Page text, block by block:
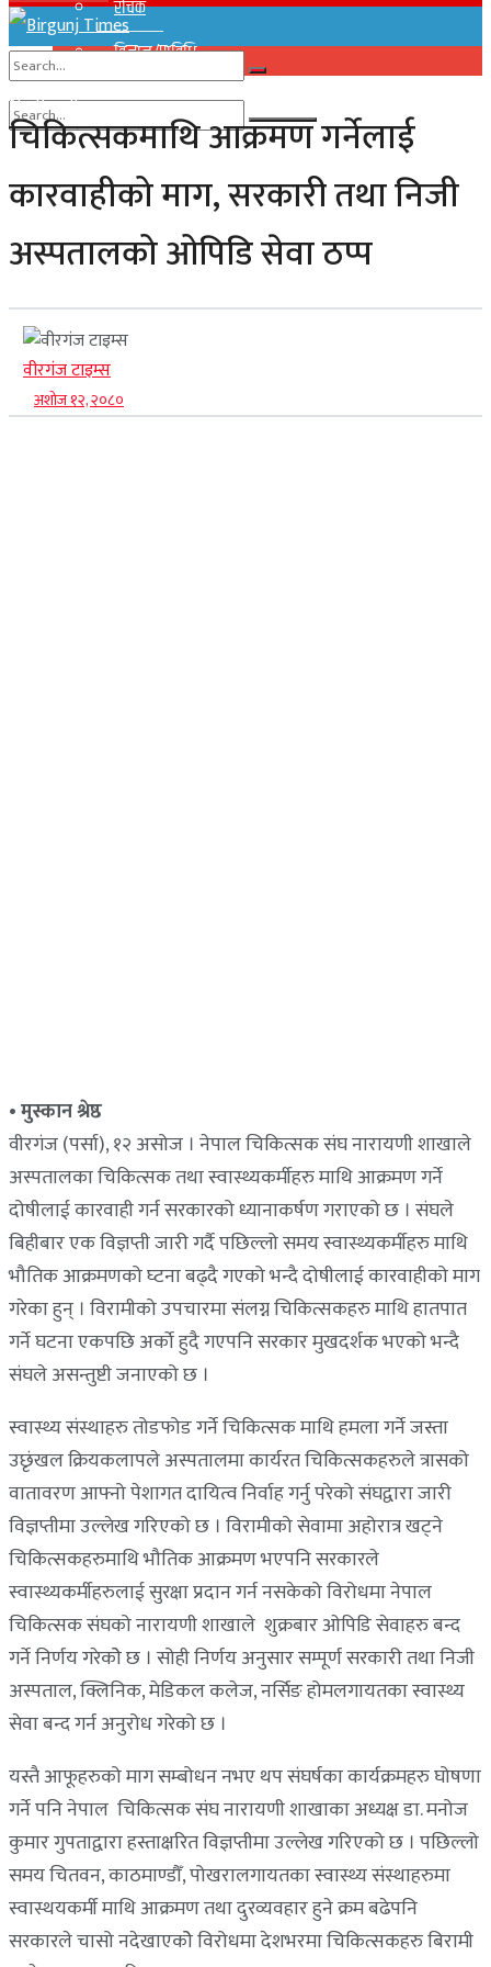
रोचक
विज्ञान/प्राविधि
View All Result
No Result
View All Result
चिकित्सकमाथि आक्रमण गर्नेलाई
कारवाहीको माग, सरकारी तथा निजी
अस्पतालको ओपिडि सेवा ठप्प
वीरगंज टाइम्स
अशोज १२, २०८०
• मुस्कान श्रेष्ठ
वीरगंज (पर्सा), १२ असोज । नेपाल चिकित्सक संघ नारायणी शाखाले
अस्पतालका चिकित्सक तथा स्वास्थ्यकर्मीहरु माथि आक्रमण गर्ने
दोषीलाई कारवाही गर्न सरकारको ध्यानाकर्षण गराएको छ । संघले
बिहीबार एक विज्ञप्ती जारी गर्दै पछिल्लो समय स्वास्थ्यकर्मीहरु माथि
भौतिक आक्रमणको घ्टना बढ्दै गएको भन्दै दोषीलाई कारवाहीको माग
गरेका हुन् । विरामीको उपचारमा संलग्न चिकित्सकहरु माथि हातपात
गर्ने घटना एकपछि अर्काे हुदै गएपनि सरकार मुखदर्शक भएको भन्दै
संघले असन्तुष्टी जनाएको छ ।
स्वास्थ्य संस्थाहरु तोडफोड गर्ने चिकित्सक माथि हमला गर्ने जस्ता
उछृंखल क्रियकलापले अस्पतालमा कार्यरत चिकित्सकहरुले त्रासको
वातावरण आफ्नो पेशागत दायित्व निर्वाह गर्नु परेको संघद्वारा जारी
विज्ञप्तीमा उल्लेख गरिएको छ । विरामीको सेवामा अहोरात्र खट्ने
चिकित्सकहरुमाथि भौतिक आक्रमण भएपनि सरकारले
स्वास्थ्यकर्मीहरुलाई सुरक्षा प्रदान गर्न नसकेको विरोधमा नेपाल
चिकित्सक संघको नारायणी शाखाले शुक्रबार ओपिडि सेवाहरु बन्द
गर्ने निर्णय गरेकोे छ । सोही निर्णय अनुसार सम्पूर्ण सरकारी तथा निजी
अस्पताल, क्लिनिक, मेडिकल कलेज, नर्सिङ होमलगायतका स्वास्थ्य
सेवा बन्द गर्न अनुरोध गरेको छ ।
यस्तै आफूहरुको माग सम्बोधन नभए थप संघर्षका कार्यक्रमहरु घोषणा
गर्ने पनि नेपाल चिकित्सक संघ नारायणी शाखाका अध्यक्ष डा. मनोज
कुमार गुपताद्वारा हस्ताक्षरित विज्ञप्तीमा उल्लेख गरिएको छ । पछिल्लो
समय चितवन, काठमाण्डौँ, पोखरालगायतका स्वास्थ्य संस्थाहरुमा
स्वास्थयकर्मी माथि आक्रमण तथा दुरव्यवहार हुने क्रम बढेपनि
सरकारले चासो नदेखाएकोे विरोधमा देशभरमा चिकित्सकहरु बिरामी